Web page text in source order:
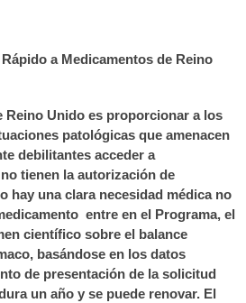
a Medicamentos de Reino
Reino Unido es proporcionar a los
patológicas que amenacen
debilitantes acceder a
tienen la autorización de
hay una clara necesidad médica no
entre en el Programa, el
científico sobre el balance
basándose en los datos
de presentación de la solicitud
un año y se puede renovar. El